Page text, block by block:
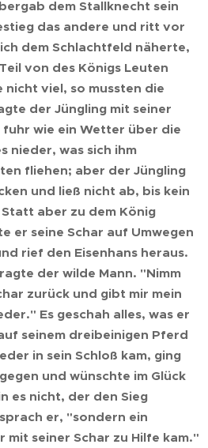
dem Stallknecht sein
das andere und ritt vor
dem Schlachtfeld näherte,
von des Königs Leuten
viel, so mussten die
der Jüngling mit seiner
fuhr wie ein Wetter über die
nieder, was sich ihm
fliehen; aber der Jüngling
und ließ nicht ab, bis kein
aber zu dem König
er seine Schar auf Umwegen
rief den Eisenhans heraus.
der wilde Mann. "Nimm
zurück und gibt mir mein
Es geschah alles, was er
seinem dreibeinigen Pferd
in sein Schloß kam, ging
und wünschte im Glück
es nicht, der den Sieg
er, "sondern ein
seiner Schar zu Hilfe kam."